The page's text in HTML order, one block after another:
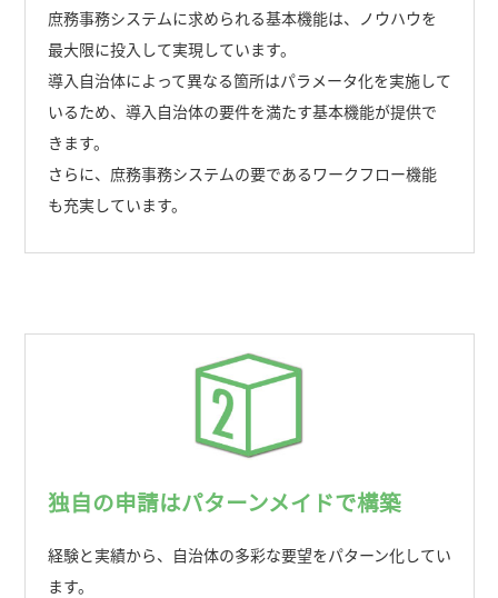
庶務事務システムに求められる基本機能は、ノウハウを
最大限に投入して実現しています。
導入自治体によって異なる箇所はパラメータ化を実施して
いるため、導入自治体の要件を満たす基本機能が提供で
きます。
さらに、庶務事務システムの要であるワークフロー機能
も充実しています。
独自の申請はパターンメイドで構築
経験と実績から、自治体の多彩な要望をパターン化してい
ます。